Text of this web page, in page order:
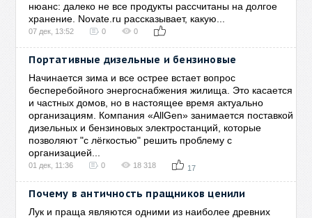
нюанс: далеко не все продукты рассчитаны на долгое
хранение. Novate.ru рассказывает, какую...
07 дек, 13:52 0 0
Портативные дизельные и бензиновые
Начинается зима и все острее встает вопрос
бесперебойного энергоснабжения жилища. Это касается
и частных домов, но в настоящее время актуально
организациям. Компания «AllGen» занимается поставкой
дизельных и бензиновых электростанций, которые
позволяют "с лёгкостью" решить проблему с
организацией...
01 дек, 11:36 0 18 318 17
Почему в античность пращников ценили
Лук и праща являются одними из наиболее древних